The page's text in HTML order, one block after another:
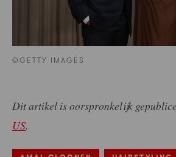
©GETTY IMAGES
Dit artikel is oorspronkelijk
US.